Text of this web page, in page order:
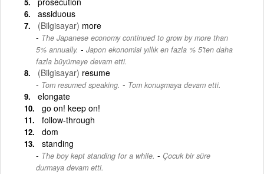
assiduous
(Bilgisayar) more
The Japanese economy continued to grow by more than
5% annually. - Japon ekonomisi yıllık en fazla % 5'ten daha
fazla büyümeye devam etti.
(Bilgisayar) resume
Tom resumed speaking. - Tom konuşmaya devam etti.
elongate
go on! keep on!
follow-through
dom
standing
The boy kept standing for a while. - Çocuk bir süre
durmaya devam etti.